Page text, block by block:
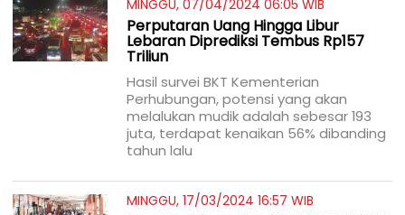
MINGGU, 07/04/2024 06:05 WIB
Perputaran Uang Hingga Libur
Lebaran Diprediksi Tembus Rp157
Triliun
Hasil survei BKT Kementerian
Perhubungan, potensi yang akan
melalukan mudik adalah sebesar 193
juta, terdapat kenaikan 56% dibanding
tahun lalu
MINGGU, 17/03/2024 16:57 WIB